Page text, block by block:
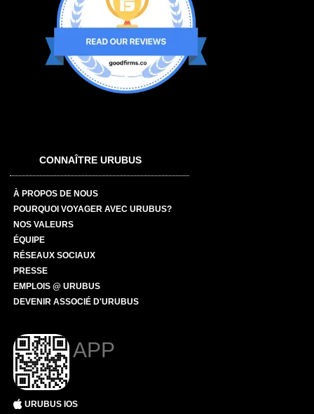
CONNAÎTRE URUBUS
À PROPOS DE NOUS
POURQUOI VOYAGER AVEC URUBUS?
NOS VALEURS
ÉQUIPE
RÉSEAUX SOCIAUX
PRESSE
EMPLOIS @ URUBUS
DEVENIR ASSOCIÉ D'URUBUS
APP
URUBUS IOS